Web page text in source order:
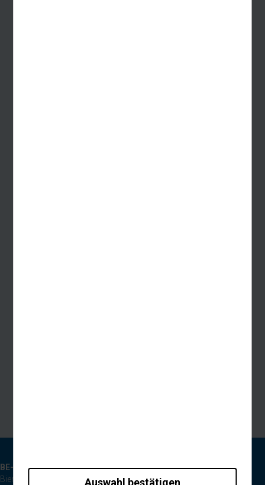
BE-Reisen GmbH
Bierpohlweg 125
Auswahl bestätigen